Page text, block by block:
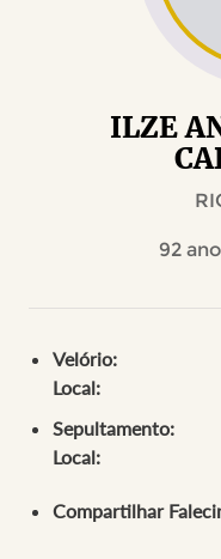
ILZE
92
Velório:
Local:
Sepultamento:
Local:
Compartilhar